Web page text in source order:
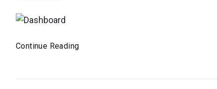
Continue ReadingKibana